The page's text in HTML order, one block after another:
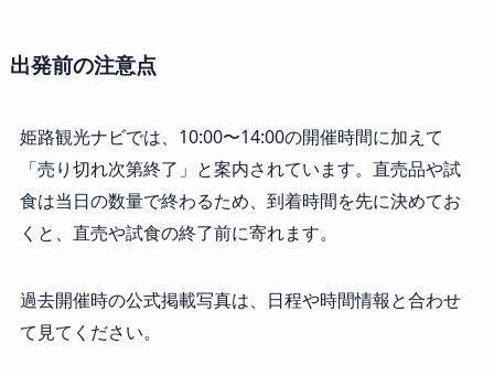
出発前の注意点
姫路観光ナビでは、10:00〜14:00の開催時間に加えて
「売り切れ次第終了」と案内されています。直売品や試
食は当日の数量で終わるため、到着時間を先に決めてお
くと、直売や試食の終了前に寄れます。
過去開催時の公式掲載写真は、日程や時間情報と合わせ
て見てください。